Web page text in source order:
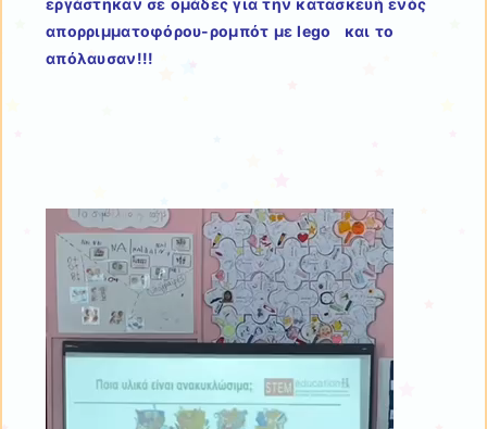
εργάστηκαν σε ομάδες για την κατασκευή ενός
απορριμματοφόρου-ρομπότ με lego και το
απόλαυσαν!!!
Πρόγραμμα
Αναπαραγωγής
Βίντεο